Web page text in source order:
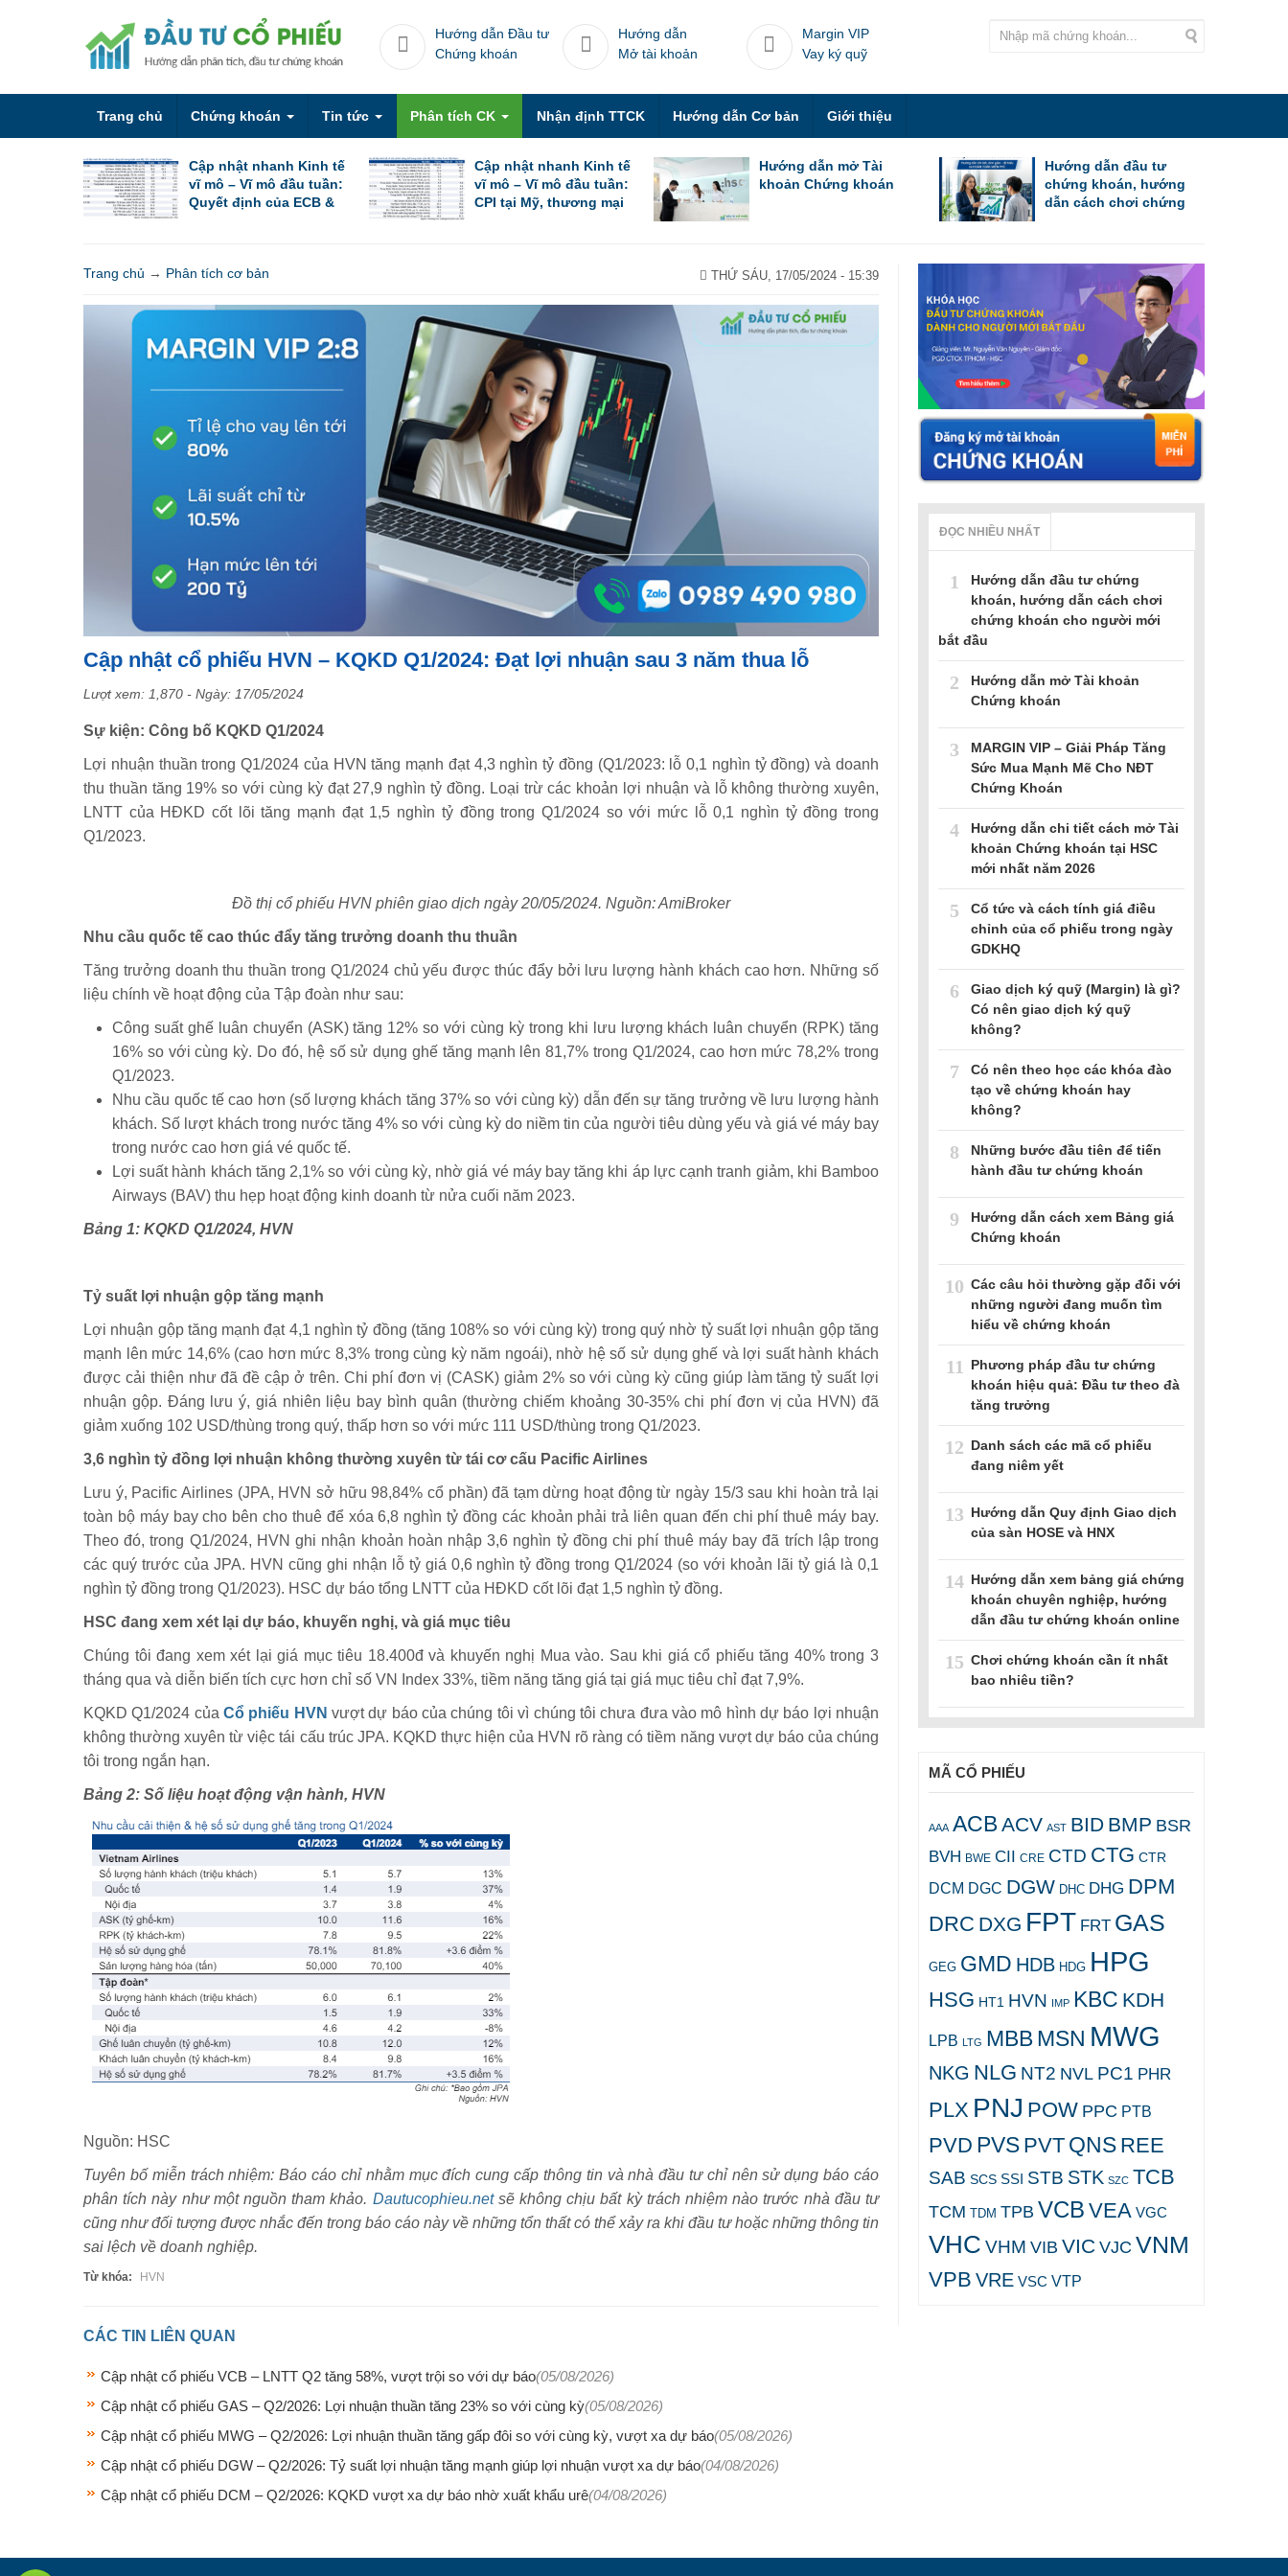
Hướng dẫn Đầu tư
Chứng khoán
Hướng dẫn
Mở tài khoản
Margin VIP
Vay ký quỹ
Trang chủ Chứng khoán Tin tức Phân tích CK Nhận định TTCK Hướng dẫn Cơ bản Giới thiệu
Cập nhật nhanh Kinh tế
vĩ mô – Vĩ mô đầu tuần:
Quyết định của ECB &
Cập nhật nhanh Kinh tế
vĩ mô – Vĩ mô đầu tuần:
CPI tại Mỹ, thương mại
Hướng dẫn mở Tài
khoản Chứng khoán
Hướng dẫn đầu tư
chứng khoán, hướng
dẫn cách chơi chứng
Trang chủ → Phân tích cơ bản THỨ SÁU, 17/05/2024 - 15:39
Cập nhật cổ phiếu HVN – KQKD Q1/2024: Đạt lợi nhuận sau 3 năm thua lỗ
Lượt xem: 1,870 - Ngày: 17/05/2024
Sự kiện: Công bố KQKD Q1/2024
Lợi nhuận thuần trong Q1/2024 của HVN tăng mạnh đạt 4,3 nghìn tỷ đồng (Q1/2023: lỗ 0,1 nghìn tỷ đồng) và doanh
thu thuần tăng 19% so với cùng kỳ đạt 27,9 nghìn tỷ đồng. Loại trừ các khoản lợi nhuận và lỗ không thường xuyên,
LNTT của HĐKD cốt lõi tăng mạnh đạt 1,5 nghìn tỷ đồng trong Q1/2024 so với mức lỗ 0,1 nghìn tỷ đồng trong
Q1/2023.
Đồ thị cổ phiếu HVN phiên giao dịch ngày 20/05/2024. Nguồn: AmiBroker
Nhu cầu quốc tế cao thúc đẩy tăng trưởng doanh thu thuần
Tăng trưởng doanh thu thuần trong Q1/2024 chủ yếu được thúc đẩy bởi lưu lượng hành khách cao hơn. Những số
liệu chính về hoạt động của Tập đoàn như sau:
Công suất ghế luân chuyển (ASK) tăng 12% so với cùng kỳ trong khi lưu lượng khách luân chuyển (RPK) tăng
16% so với cùng kỳ. Do đó, hệ số sử dụng ghế tăng mạnh lên 81,7% trong Q1/2024, cao hơn mức 78,2% trong
Q1/2023.
Nhu cầu quốc tế cao hơn (số lượng khách tăng 37% so với cùng kỳ) dẫn đến sự tăng trưởng về lưu lượng hành
khách. Số lượt khách trong nước tăng 4% so với cùng kỳ do niềm tin của người tiêu dùng yếu và giá vé máy bay
trong nước cao hơn giá vé quốc tế.
Lợi suất hành khách tăng 2,1% so với cùng kỳ, nhờ giá vé máy bay tăng khi áp lực cạnh tranh giảm, khi Bamboo
Airways (BAV) thu hẹp hoạt động kinh doanh từ nửa cuối năm 2023.
Bảng 1: KQKD Q1/2024, HVN
Tỷ suất lợi nhuận gộp tăng mạnh
Lợi nhuận gộp tăng mạnh đạt 4,1 nghìn tỷ đồng (tăng 108% so với cùng kỳ) trong quý nhờ tỷ suất lợi nhuận gộp tăng
mạnh lên mức 14,6% (cao hơn mức 8,3% trong cùng kỳ năm ngoái), nhờ hệ số sử dụng ghế và lợi suất hành khách
được cải thiện như đã đề cập ở trên. Chi phí đơn vị (CASK) giảm 2% so với cùng kỳ cũng giúp làm tăng tỷ suất lợi
nhuận gộp. Đáng lưu ý, giá nhiên liệu bay bình quân (thường chiếm khoảng 30-35% chi phí đơn vị của HVN) đã
giảm xuống 102 USD/thùng trong quý, thấp hơn so với mức 111 USD/thùng trong Q1/2023.
3,6 nghìn tỷ đồng lợi nhuận không thường xuyên từ tái cơ cấu Pacific Airlines
Lưu ý, Pacific Airlines (JPA, HVN sở hữu 98,84% cổ phần) đã tạm dừng hoạt động từ ngày 15/3 sau khi hoàn trả lại
toàn bộ máy bay cho bên cho thuê để xóa 6,8 nghìn tỷ đồng các khoản phải trả liên quan đến chi phí thuê máy bay.
Theo đó, trong Q1/2024, HVN ghi nhận khoản hoàn nhập 3,6 nghìn tỷ đồng chi phí thuê máy bay đã trích lập trong
các quý trước của JPA. HVN cũng ghi nhận lỗ tỷ giá 0,6 nghìn tỷ đồng trong Q1/2024 (so với khoản lãi tỷ giá là 0,1
nghìn tỷ đồng trong Q1/2023). HSC dự báo tổng LNTT của HĐKD cốt lõi đạt 1,5 nghìn tỷ đồng.
HSC đang xem xét lại dự báo, khuyến nghị, và giá mục tiêu
Chúng tôi đang xem xét lại giá mục tiêu 18.400đ và khuyến nghị Mua vào. Sau khi giá cổ phiếu tăng 40% trong 3
tháng qua và diễn biến tích cực hơn chỉ số VN Index 33%, tiềm năng tăng giá tại giá mục tiêu chỉ đạt 7,9%.
KQKD Q1/2024 củaCổ phiếu HVN vượt dự báo của chúng tôi vì chúng tôi chưa đưa vào mô hình dự báo lợi nhuận
không thường xuyên từ việc tái cấu trúc JPA. KQKD thực hiện của HVN rõ ràng có tiềm năng vượt dự báo của chúng
tôi trong ngắn hạn.
Bảng 2: Số liệu hoạt động vận hành, HVN
Nguồn: HSC
Tuyên bố miễn trách nhiệm: Báo cáo chỉ nhằm mục đích cung cấp thông tin và nhà đầu tư chỉ nên sử dụng báo cáo
phân tích này như một nguồn tham khảo. Dautucophieu.netsẽ không chịu bất kỳ trách nhiệm nào trước nhà đầu tư
cũng như đối tượng được nhắc đến trong báo cáo này về những tổn thất có thể xảy ra khi đầu tư hoặc những thông tin
sai lệch về doanh nghiệp.
Từ khóa: HVN
CÁC TIN LIÊN QUAN
Cập nhật cổ phiếu VCB – LNTT Q2 tăng 58%, vượt trội so với dự báo(05/08/2026)
Cập nhật cổ phiếu GAS – Q2/2026: Lợi nhuận thuần tăng 23% so với cùng kỳ(05/08/2026)
Cập nhật cổ phiếu MWG – Q2/2026: Lợi nhuận thuần tăng gấp đôi so với cùng kỳ, vượt xa dự báo(05/08/2026)
Cập nhật cổ phiếu DGW – Q2/2026: Tỷ suất lợi nhuận tăng mạnh giúp lợi nhuận vượt xa dự báo(04/08/2026)
Cập nhật cổ phiếu DCM – Q2/2026: KQKD vượt xa dự báo nhờ xuất khẩu urê(04/08/2026)
ĐỌC NHIỀU NHẤT
1
Hướng dẫn đầu tư chứng
khoán, hướng dẫn cách chơi
chứng khoán cho người mới
bắt đầu
2
Hướng dẫn mở Tài khoản
Chứng khoán
3
MARGIN VIP – Giải Pháp Tăng
Sức Mua Mạnh Mẽ Cho NĐT
Chứng Khoán
4
Hướng dẫn chi tiết cách mở Tài
khoản Chứng khoán tại HSC
mới nhất năm 2026
5
Cổ tức và cách tính giá điều
chỉnh của cổ phiếu trong ngày
GDKHQ
6
Giao dịch ký quỹ (Margin) là gì?
Có nên giao dịch ký quỹ
không?
7
Có nên theo học các khóa đào
tạo về chứng khoán hay
không?
8
Những bước đầu tiên để tiến
hành đầu tư chứng khoán
9
Hướng dẫn cách xem Bảng giá
Chứng khoán
10 Các câu hỏi thường gặp đối với
những người đang muốn tìm
hiểu về chứng khoán
11
Phương pháp đầu tư chứng
khoán hiệu quả: Đầu tư theo đà
tăng trưởng
12 Danh sách các mã cổ phiếu
đang niêm yết
13 Hướng dẫn Quy định Giao dịch
của sàn HOSE và HNX
14 Hướng dẫn xem bảng giá chứng
khoán chuyên nghiệp, hướng
dẫn đầu tư chứng khoán online
15 Chơi chứng khoán cần ít nhất
bao nhiêu tiền?
MÃ CỔ PHIẾU
AAA ACB ACV AST BID BMP BSR
BVH BWE CII CRE CTD CTG CTR
DCM DGC DGW DHC DHG DPM
DRC DXG FPT FRT GAS
GEG GMD HDB HDG HPG
HSG HT1 HVN IMP KBC KDH
LPB LTG MBBMSN MWG
NKG NLG NT2 NVL PC1 PHR
PLX PNJ POW PPC PTB
PVD PVS PVT QNS REE
SAB SCS SSI STB STK SZC TCB
TCM TDM TPB VCB VEA VGC
VHC VHM VIB VICVJC VNM
VPB VRE VSC VTP